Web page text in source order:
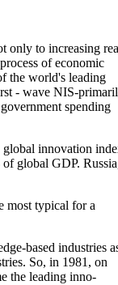
only to increasing
of economic
the world's leading
- wave NIS-
spending
innovation
global GDP.
most typical for a
based industries
So, in 1981, on
the leading inno-